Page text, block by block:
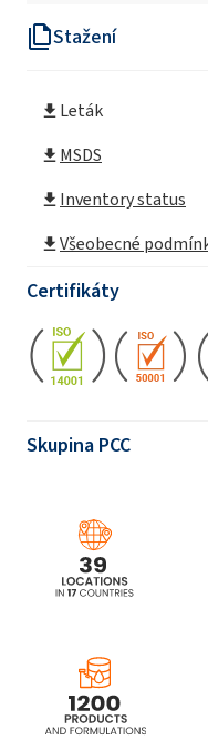
Stažení
Leták
MSDS
Inventory status
Všeobecné
Certifikáty
Skupina PCC